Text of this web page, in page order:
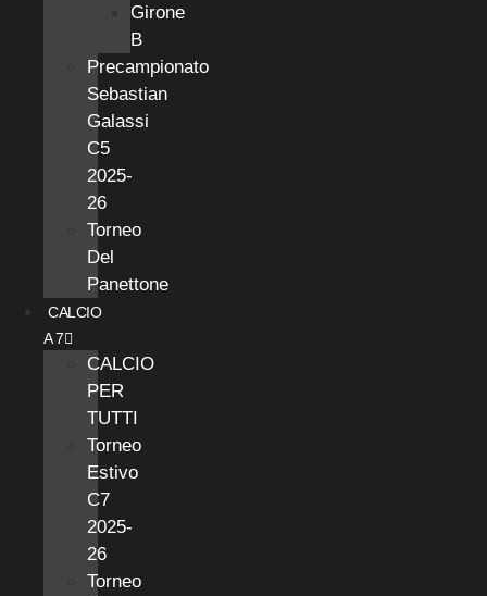
Girone
B
Precampionato
Sebastian
Galassi
C5
2025-
26
Torneo
Del
Panettone
CALCIO
A 7
CALCIO
PER
TUTTI
Torneo
Estivo
C7
2025-
26
Torneo